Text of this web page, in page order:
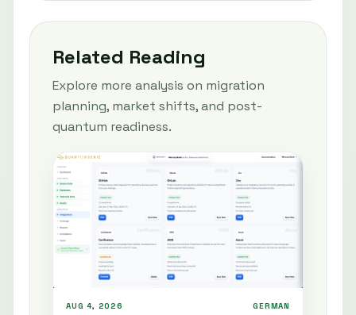
Related Reading
Explore more analysis on migration
planning, market shifts, and post-
quantum readiness.
AUG 4, 2026 GERMAN